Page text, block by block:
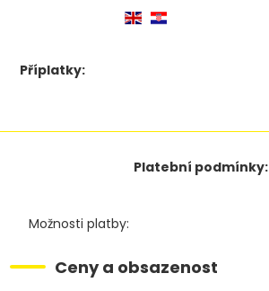
Příplatky:
Platební podmínky:
Možnosti platby:
Ceny a obsazenost